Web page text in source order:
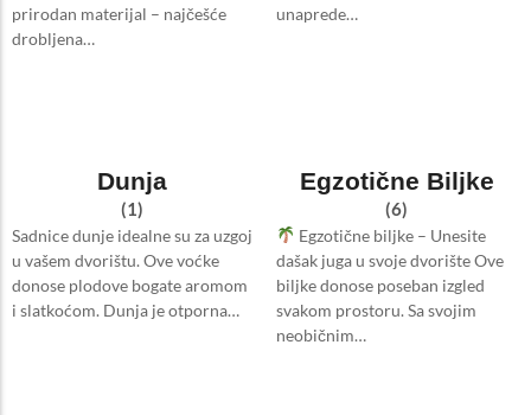
prirodan materijal – najčešće
drobljena…
unaprede…
Dunja
(1)
Sadnice dunje idealne su za uzgoj
u vašem dvorištu. Ove voćke
donose plodove bogate aromom
i slatkoćom. Dunja je otporna…
Egzotične Biljke
(6)
Egzotične biljke – Unesite
dašak juga u svoje dvorište Ove
biljke donose poseban izgled
svakom prostoru. Sa svojim
neobičnim…